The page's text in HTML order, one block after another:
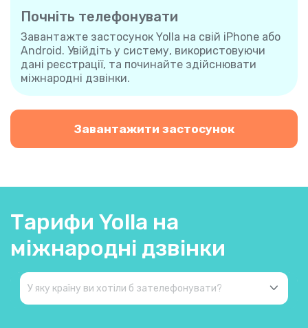
Почніть телефонувати
Завантажте застосунок Yolla на свій iPhone або
Android. Увійдіть у систему, використовуючи
дані реєстрації, та починайте здійснювати
міжнародні дзвінки.
Завантажити застосунок
Тарифи Yolla на
міжнародні дзвінки